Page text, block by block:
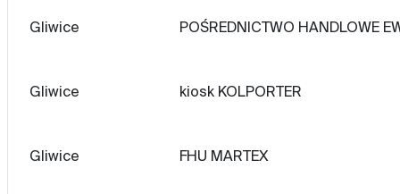
Gliwice POŚREDNICTWO HANDLOWE
Gliwice kiosk KOLPORTER
Gliwice FHU MARTEX